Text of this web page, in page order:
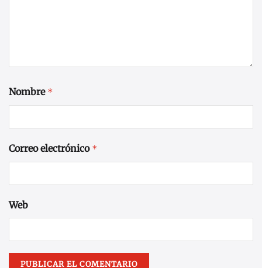
Nombre *
Correo electrónico *
Web